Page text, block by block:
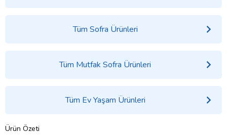
Tüm Sofra Ürünleri
Tüm Mutfak Sofra Ürünleri
Tüm Ev Yaşam Ürünleri
Ürün Özeti